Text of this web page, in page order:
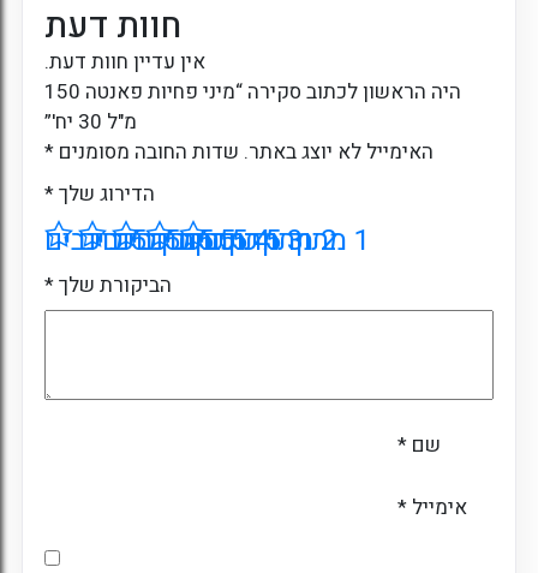
חוות דעת
אין עדיין חוות דעת.
היה הראשון לכתוב סקירה “מיני פחיות פאנטה 150
מ"ל 30 יח'”
האימייל לא יוצג באתר. שדות החובה מסומנים*
הדירוג שלך*
1 מתוך 5 כוכבים 2 מתוך 5 כוכבים 3 מתוך 5 כוכבים 4 מתוך 5 כוכבים 5 מתוך 5 כוכבים
הביקורת שלך*
שם*
אימייל*